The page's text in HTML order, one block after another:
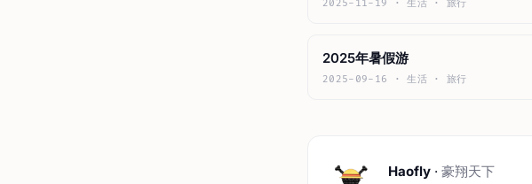
2025-11-19 · 生活 · 旅行
2025年暑假游
2025-09-16 · 生活 · 旅行
Haofly · 豪翔天下